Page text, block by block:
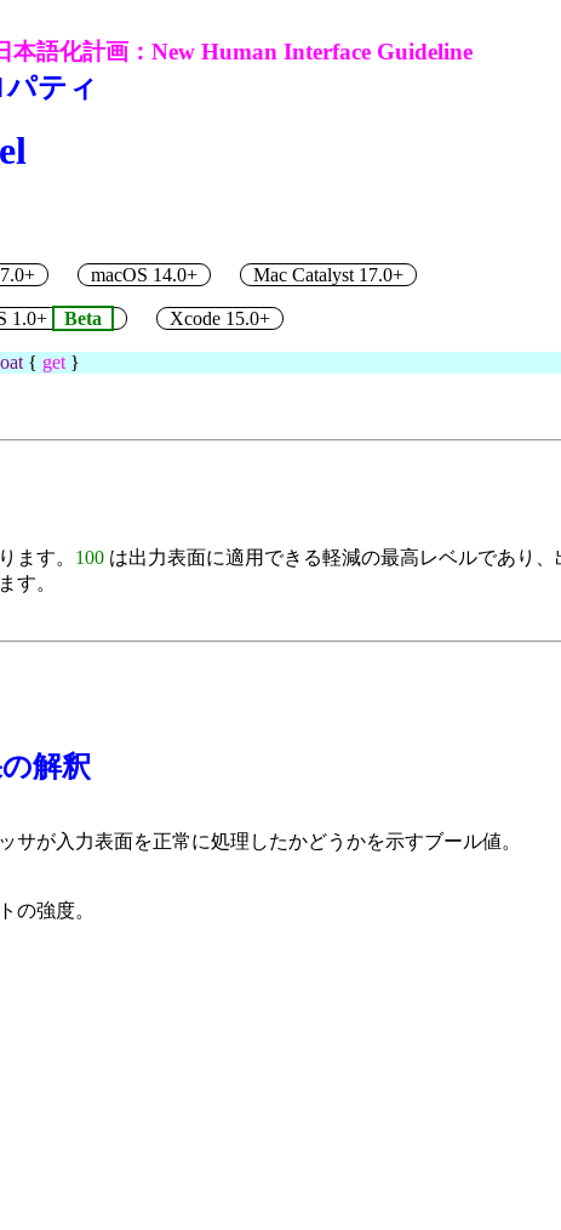
本語化計画：New Human Interface Guideline
ティ
macOS 14.0+ Mac Catalyst 17.0+
1.0+ Beta Xcode 15.0+
{ get }
ます。 100 は出力表面に適用できる軽減の最高レベルであり、
す。
解釈
サが入力表面を正常に処理したかどうかを示すブール値。
の強度。